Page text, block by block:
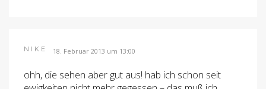
NIKE 18. Februar 2013 um 13:00
ohh, die sehen aber gut aus! hab ich schon seit